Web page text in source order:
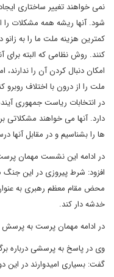
نمی خواهند تغییر ساختاری
شود. آنها ریشه همه مشکلات
کمترین هزینه ملت ما را به
کنند. روش نظامی که البته برای
امکان دنبال کردن آن را
ملت را از درون با اختلاف روبرو
در انتخابات ریاست جمهوری
دارد. آنها می خواهند مشکلاتی
ها را بشناسیم و در مقابل آنها
در ادامه این نشست مهمان
افزود: شرط پیروزی در این
محض مقام معظم رهبری به
خدشه دار کند.
در ادامه مهمان پرست به
وی در پاسخ به پرسشی درباره
گفت: بسیاری امیدوارند در این